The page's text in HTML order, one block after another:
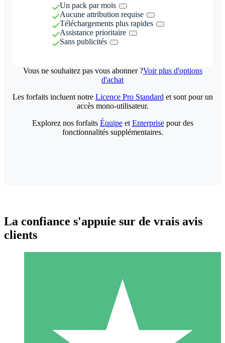
Un pack par mois
Aucune attribution requise
Téléchargements plus rapides
Assistance prioritaire
Sans publicités
Vous ne souhaitez pas vous abonner ?Voir plus d'options
d'achat
Packs de Crédits Individuels
Payez à l'utilisation avec des crédits de téléchargement. Sans
Les forfaits incluent notre Licence Pro Standard et sont pour un
accès mono-utilisateur.
Explorez nos forfaits Équipeet Enterprisepour des
fonctionnalités supplémentaires.
La confiance s'appuie sur de vrais avis
clients